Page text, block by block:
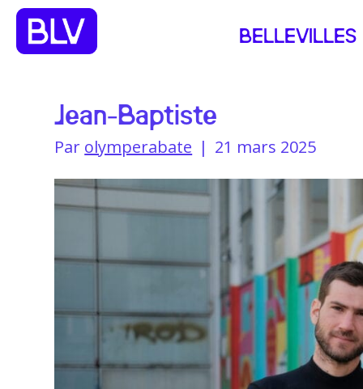
BELLEVILLES
Jean-Baptiste
Par olymperabate | 21 mars 2025